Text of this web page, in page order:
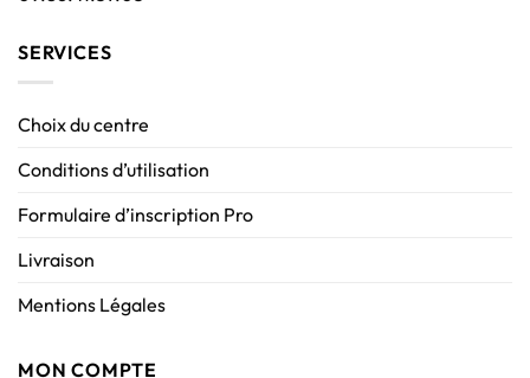
SERVICES
Choix du centre
Conditions d’utilisation
Formulaire d’inscription Pro
Livraison
Mentions Légales
MON COMPTE